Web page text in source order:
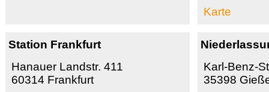
Karte
Station Frankfurt
Hanauer Landstr. 411
60314 Frankfurt
Karl-Benz-
35398